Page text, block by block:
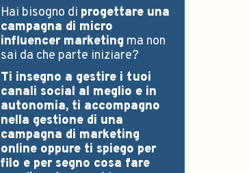
Hai bisogno di progettare una
campagna di micro
influencer marketing ma non
sai da che parte iniziare?
Ti insegno a gestire i tuoi
canali social al meglio e in
autonomia, ti accompagno
nella gestione di una
campagna di marketing
online oppure ti spiego per
filo e per segno cosa fare